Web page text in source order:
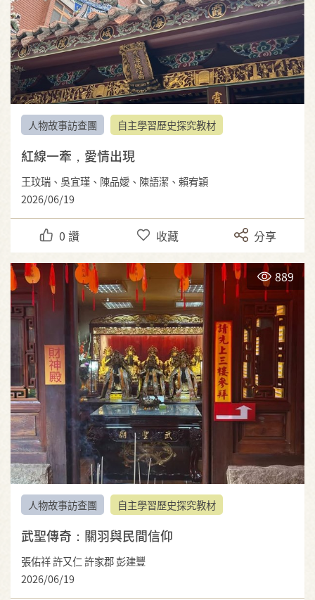
人物故事訪查團 自主學習歷史探究教材
紅線一牽，愛情出現
王玟瑞、吳宜瑾、陳品嬡、陳語潔、賴宥穎
2026/06/19
0 讚 收藏 分享
889
人物故事訪查團 自主學習歷史探究教材
武聖傳奇：關羽與民間信仰
張佑祥 許又仁 許家郡 彭建豐
2026/06/19